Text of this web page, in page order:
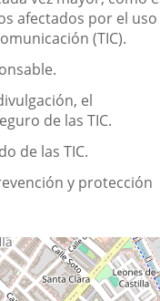
afectados por el uso
(TIC).
el
de las TIC.
de las TIC.
y protección